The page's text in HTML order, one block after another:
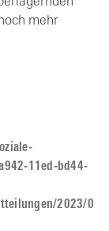
mehr
11ed-bd44-
2023/0